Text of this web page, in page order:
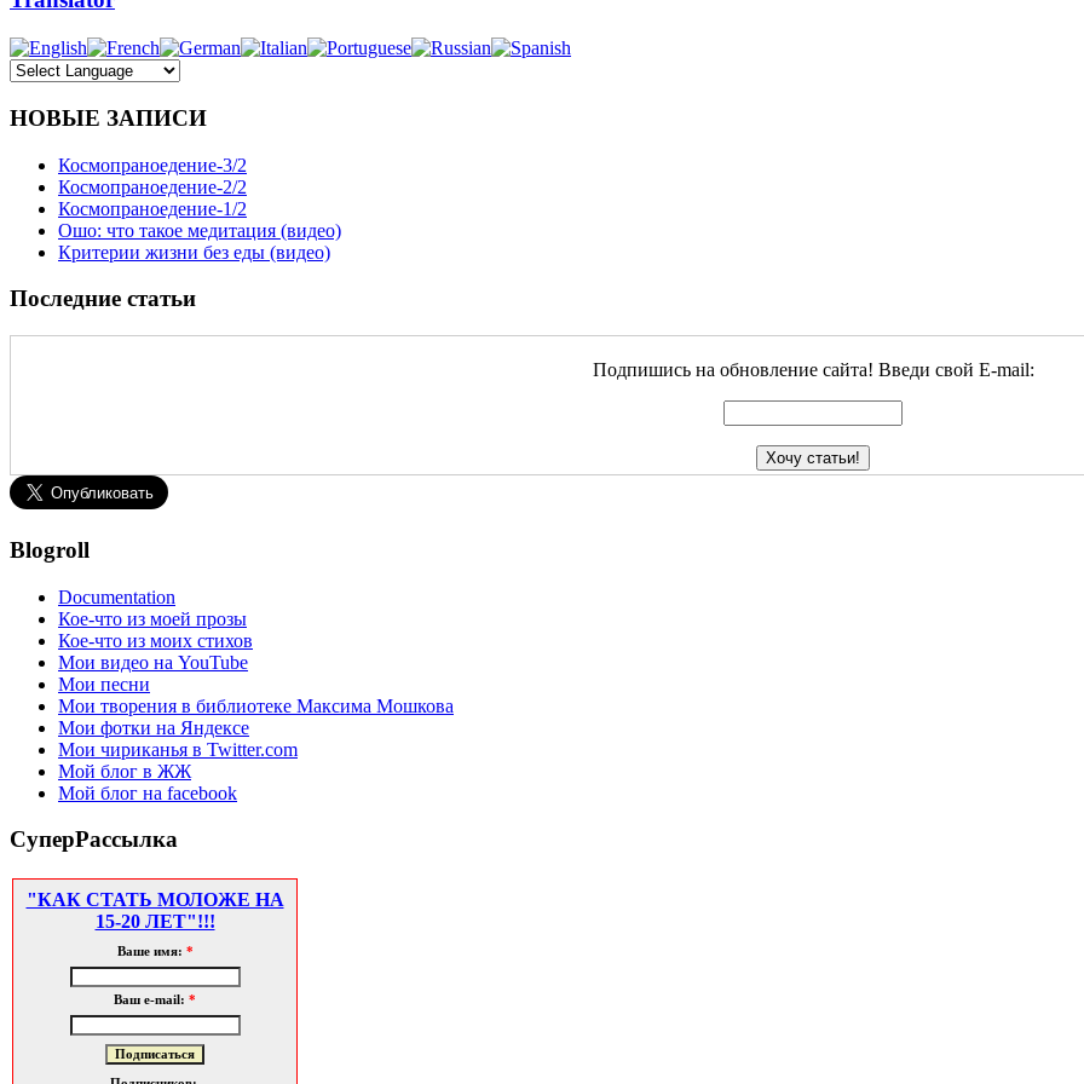
НОВЫЕ ЗАПИСИ
Космопраноедение-3/2
Космопраноедение-2/2
Космопраноедение-1/2
Ошо: что такое медитация (видео)
Критерии жизни без еды (видео)
Последние статьи
Подпишись на обновление сайта! Введи свой E-mail:
Blogroll
Documentation
Кое-что из моей прозы
Кое-что из моих стихов
Мои видео на YouTube
Мои песни
Мои творения в библиотеке Максима Мошкова
Мои фотки на Яндексе
Мои чириканья в Twitter.com
Мой блог в ЖЖ
Мой блог на facebook
СуперРассылка
"КАК СТАТЬ МОЛОЖЕ НА
15-20 ЛЕТ"!!!
Ваше имя: *
Ваш e-mail: *